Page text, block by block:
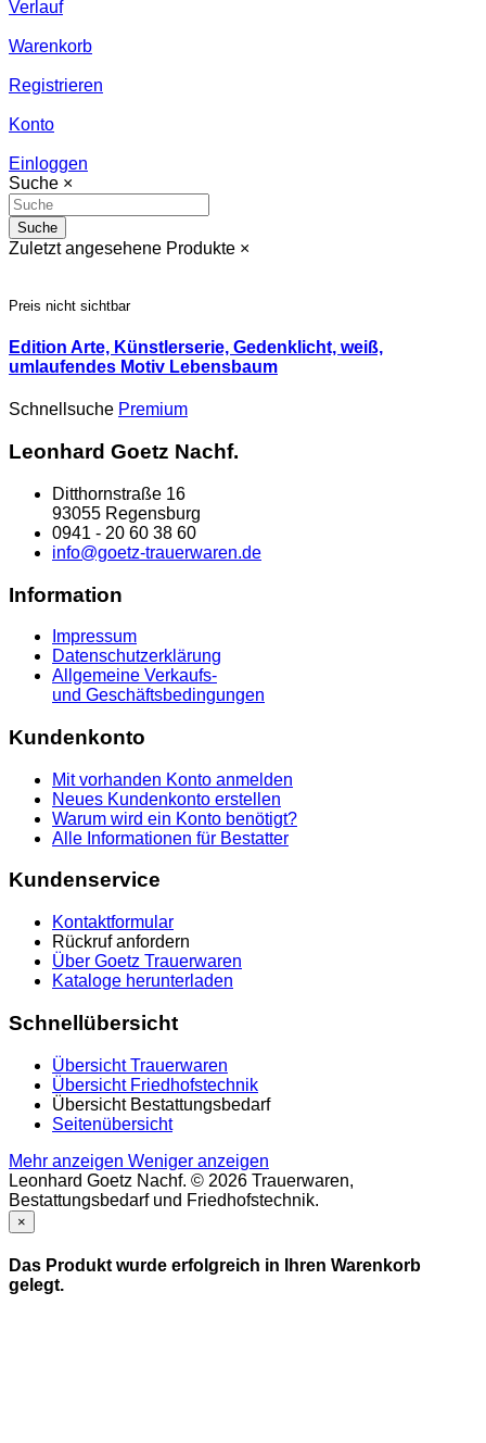
Verlauf
Warenkorb
Registrieren
Konto
Einloggen
Suche ×
Suche
Zuletzt angesehene Produkte ×
Preis nicht sichtbar
Edition Arte, Künstlerserie, Gedenklicht, weiß,
umlaufendes Motiv Lebensbaum
Schnellsuche Premium
Leonhard Goetz Nachf.
Ditthornstraße 16
93055 Regensburg
0941 - 20 60 38 60
info@goetz-trauerwaren.de
Information
Impressum
Datenschutzerklärung
Allgemeine Verkaufs-
und Geschäftsbedingungen
Kundenkonto
Mit vorhanden Konto anmelden
Neues Kundenkonto erstellen
Warum wird ein Konto benötigt?
Alle Informationen für Bestatter
Kundenservice
Kontaktformular
Rückruf anfordern
Über Goetz Trauerwaren
Kataloge herunterladen
Schnellübersicht
Übersicht Trauerwaren
Übersicht Friedhofstechnik
Übersicht Bestattungsbedarf
Seitenübersicht
Mehr anzeigen Weniger anzeigen
Leonhard Goetz Nachf. © 2026 Trauerwaren,
Bestattungsbedarf und Friedhofstechnik.
×
Das Produkt wurde erfolgreich in Ihren Warenkorb
gelegt.